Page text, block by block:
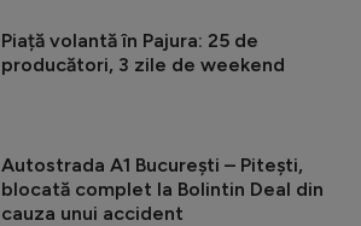
Piață volantă în Pajura: 25 de
producători, 3 zile de weekend
Autostrada A1 București – Pitești,
blocată complet la Bolintin Deal din
cauza unui accident